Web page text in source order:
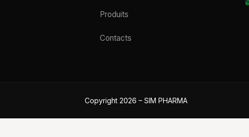
Produits
Contacts
Copyright 2026 – SIM PHARMA